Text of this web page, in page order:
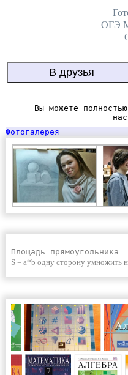
ОГЭ
Вы можете
Фотогалерея
Площадь прямоугольника
S = a*b одну сторону умножить